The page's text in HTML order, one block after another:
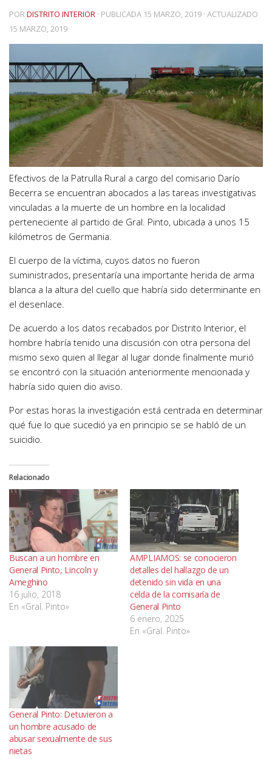
PORDISTRITO INTERIOR · PUBLICADA 15 MARZO, 2019 · ACTUALIZADO
15 MARZO, 2019
Efectivos de la Patrulla Rural a cargo del comisario Darío
Becerra se encuentran abocados a las tareas investigativas
vinculadas a la muerte de un hombre en la localidad
perteneciente al partido de Gral. Pinto, ubicada a unos 15
kilómetros de Germania.
El cuerpo de la víctima, cuyos datos no fueron
suministrados, presentaría una importante herida de arma
blanca a la altura del cuello que habría sido determinante en
el desenlace.
De acuerdo a los datos recabados por Distrito Interior, el
hombre habría tenido una discusión con otra persona del
mismo sexo quien al llegar al lugar donde finalmente murió
se encontró con la situación anteriormente mencionada y
habría sido quien dio aviso.
Por estas horas la investigación está centrada en determinar
qué fue lo que sucedió ya en principio se se habló de un
suicidio.
Relacionado
Buscan a un hombre en
General Pinto, Lincoln y
Ameghino
16 julio, 2018
En «Gral. Pinto»
AMPLIAMOS: se conocieron
detalles del hallazgo de un
detenido sin vida en una
celda de la comisaría de
General Pinto
6 enero, 2025
En «Gral. Pinto»
General Pinto: Detuvieron a
un hombre acusado de
abusar sexualmente de sus
nietas